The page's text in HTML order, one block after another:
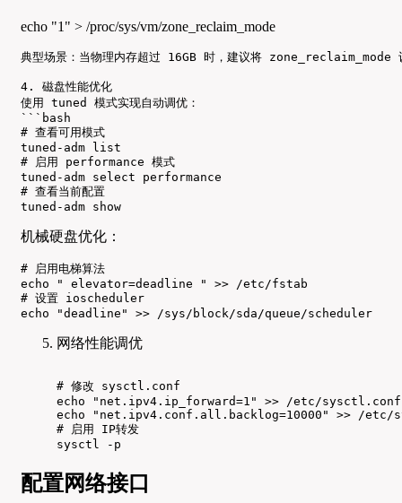
echo "1" > /proc/sys/vm/zone_reclaim_mode
典型场景：当物理内存超过 16GB 时，建议将 zone_reclaim_mode
4. 磁盘性能优化
使用 tuned 模式实现自动调优：
```bash
# 查看可用模式
tuned-adm list
# 启用 performance 模式
tuned-adm select performance
# 查看当前配置
tuned-adm show
机械硬盘优化：
# 启用电梯算法
echo " elevator=deadline " >> /etc/fstab
# 设置 ioscheduler
echo "deadline" >> /sys/block/sda/queue/scheduler
网络性能调优
# 修改 sysctl.conf
echo "net.ipv4.ip_forward=1" >> /etc/sysctl.conf
echo "net.ipv4.conf.all.backlog=10000" >> /etc/
# 启用 IP转发
sysctl -p
配置网络接口